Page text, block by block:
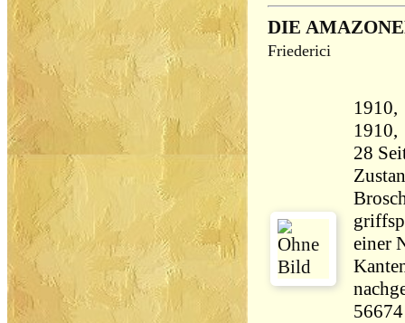
DIE
Friederici
einer
56674